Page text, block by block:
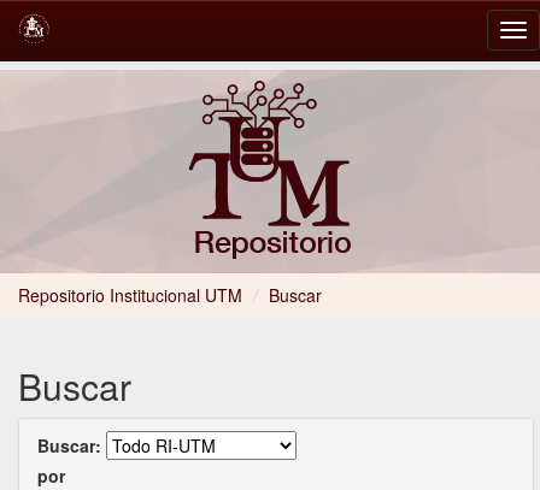
Repositorio Institucional UTM / Buscar
Buscar
Buscar:
por